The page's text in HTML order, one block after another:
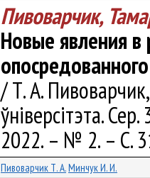
Пивоварчик,
Новые явления в
/ Т. А.
ўніверсітэта.
2022. – № 2. – С.
Пивоварчик Т. А.Минчук И. И.